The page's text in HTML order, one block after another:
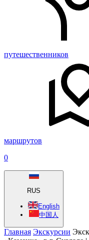
путешественников
маршрутов
0
RUS
English
中国人
Главная Экскурсии